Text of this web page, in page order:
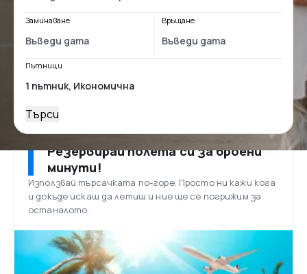
Заминаване Връщане
Пътници
Търси
Резервирай полета си за броени
минути!
Използвай търсачката по-горе. Просто ни кажи кога
и докъде искаш да летиш и ние ще се погрижим за
останалото.